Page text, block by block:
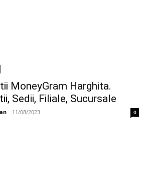
MoneyGram Harghita.
Sedii, Filiale, Sucursale
- 11/08/2023 0